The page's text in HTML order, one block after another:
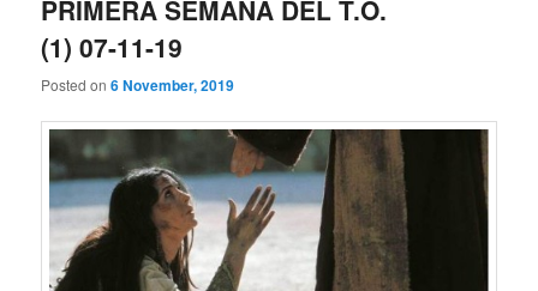
PRIMERA SEMANA DEL T.O.
(1) 07-11-19
Posted on6 November, 2019